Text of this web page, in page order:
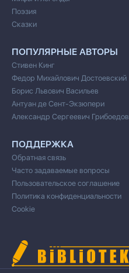
Поэзия
Сказки
ПОПУЛЯРНЫЕ АВТОРЫ
Стивен Кинг
Федор Михайлович Достоевский
Борис Львович Васильев
Антуан де Сент-Экзюпери
Александр Сергеевич Грибоедов
ПОДДЕРЖКА
Обратная связь
Часто задаваемые вопросы
Пользовательское соглашение
Политика конфиденциальности
Cookie